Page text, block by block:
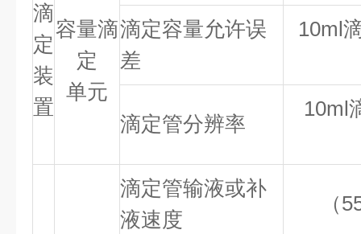
滴
定
装
置
容量滴
定
单元
滴定容量允许误
差
10ml
滴定管分辨率
10ml
滴定管输液或补
液速度
（